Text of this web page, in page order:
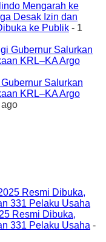
Mengarah ke
Desak Izin dan
ke Publik - 1
Salurkan
KRL–KA Argo
Resmi Dibuka,
331 Pelaku Usaha -